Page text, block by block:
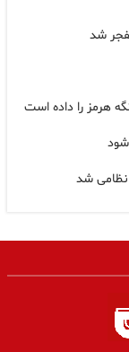
شد
هرمز را داده است